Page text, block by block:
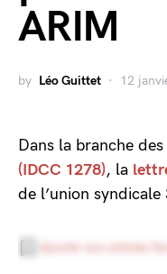
ARIM
by Léo Guittet 12
Dans la branche des
(IDCC 1278), la
de l’union
Ajouter aux articles